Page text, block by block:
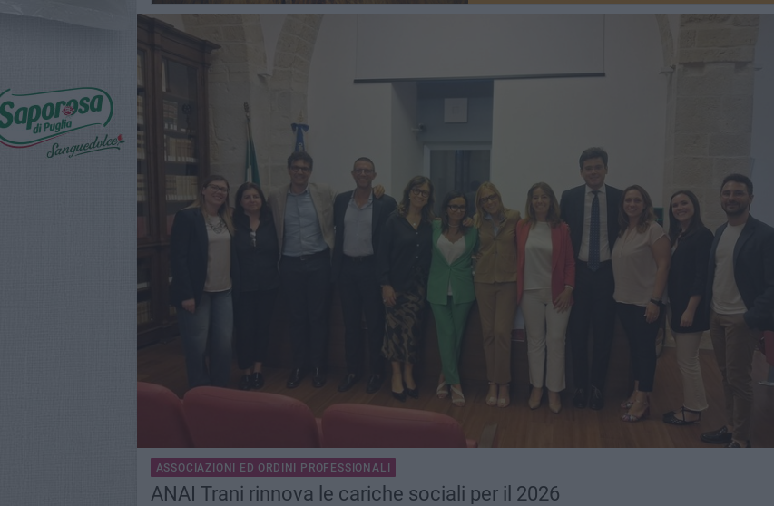
ASSOCIAZIONI ED ORDINI PROFESSIONALI
ANAI Trani rinnova le cariche sociali per il 2026